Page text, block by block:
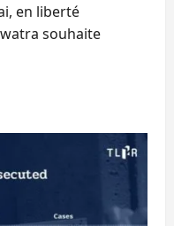
en liberté
souhaite